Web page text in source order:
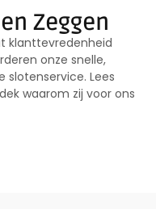
Zeggen
klanttevredenheid
onze snelle,
slotenservice. Lees
waarom zij voor ons